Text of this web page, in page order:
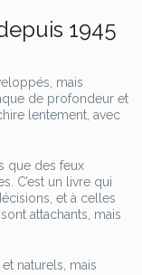
1945
mais
de profondeur et
lentement, avec
que des feux
C’est un livre qui
et à celles
attachants, mais
naturels, mais